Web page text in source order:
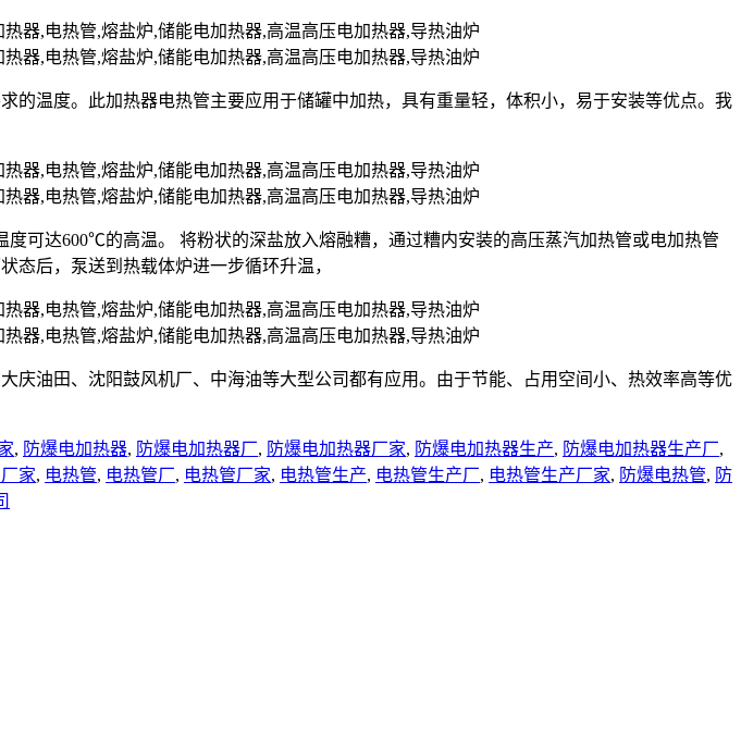
温度。此加热器电热管主要应用于储罐中加热，具有重量轻，体积小，易于安装等优点。我
可达600℃的高温。 将粉状的深盐放入熔融糟，通过糟内安装的高压蒸汽加热管或电加热管
态后，泵送到热载体炉进一步循环升温，
油田、沈阳鼓风机厂、中海油等大型公司都有应用。由于节能、占用空间小、热效率高等优
, 防爆电加热器, 防爆电加热器厂, 防爆电加热器厂家, 防爆电加热器生产, 防爆电加热器生产厂,
家, 电热管, 电热管厂, 电热管厂家, 电热管生产, 电热管生产厂, 电热管生产厂家, 防爆电热管, 防